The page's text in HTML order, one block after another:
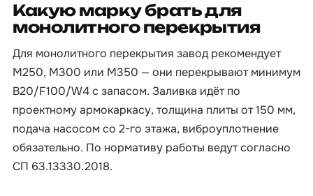
Какую марку брать для
монолитного перекрытия
Для монолитного перекрытия завод рекомендует
М250, М300 или М350 — они перекрывают минимум
B20/F100/W4 с запасом. Заливка идёт по
проектному армокаркасу, толщина плиты от 150 мм,
подача насосом со 2-го этажа, виброуплотнение
обязательно. По нормативу работы ведут согласно
СП 63.13330.2018.